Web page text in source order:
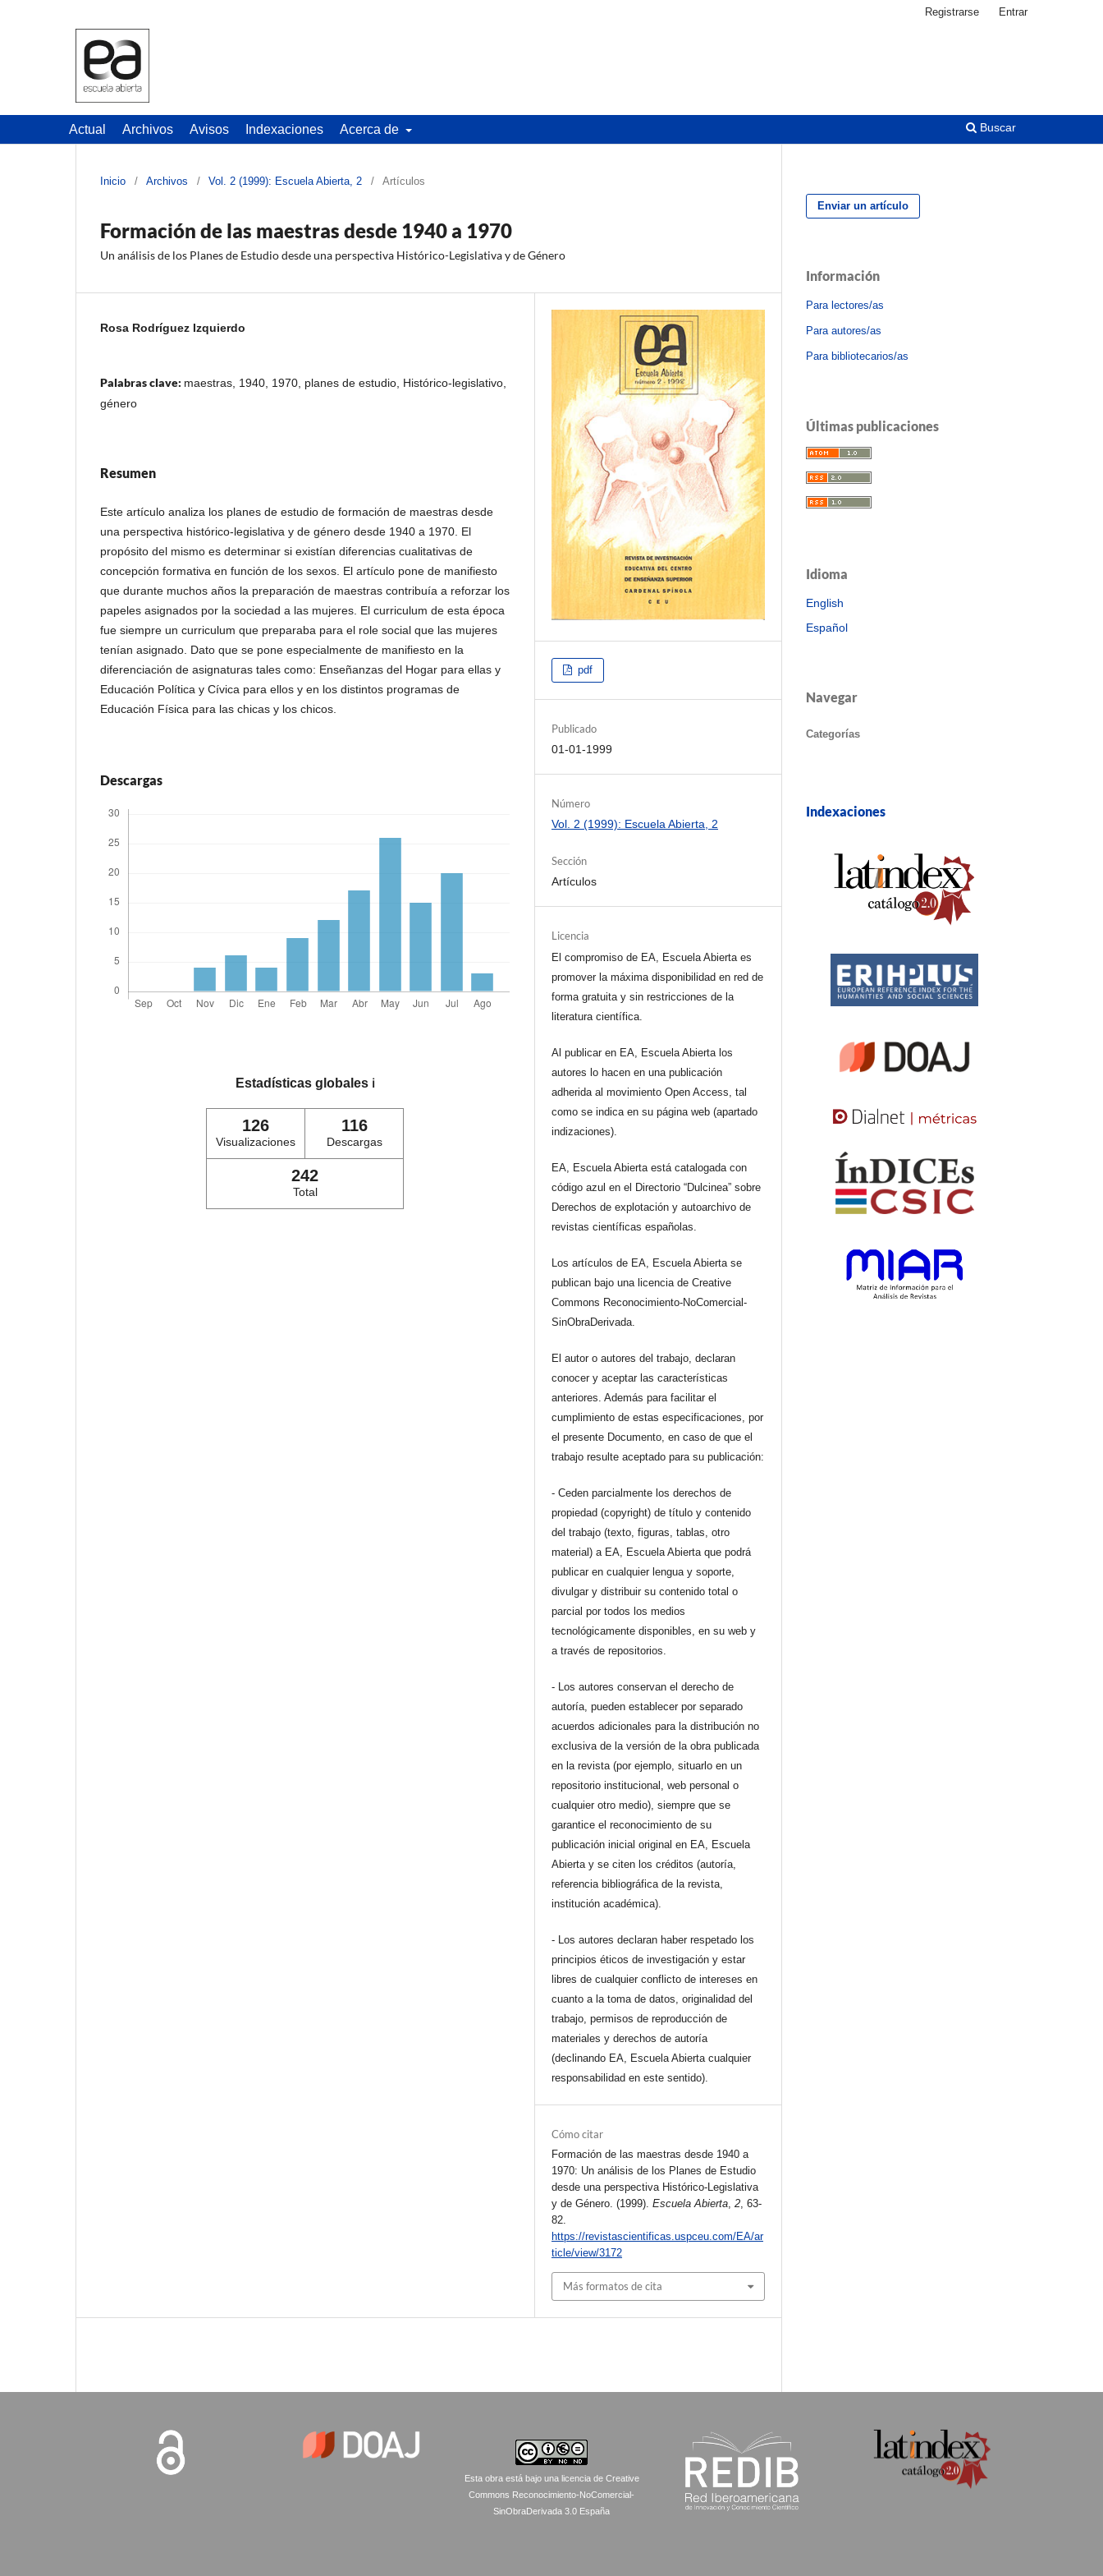
Actual Archivos Avisos Indexaciones Acerca de Buscar
Registrarse Entrar
Inicio / Archivos / Vol. 2 (1999): Escuela Abierta, 2 / Artículos
Formación de las maestras desde 1940 a 1970
Un análisis de los Planes de Estudio desde una perspectiva Histórico-Legislativa y de Género
Rosa Rodríguez Izquierdo
Palabras clave: maestras, 1940, 1970, planes de estudio, Histórico-legislativo,
género
Resumen
Este artículo analiza los planes de estudio de formación de maestras desde
una perspectiva histórico-legislativa y de género desde 1940 a 1970. El
propósito del mismo es determinar si existían diferencias cualitativas de
concepción formativa en función de los sexos. El artículo pone de manifiesto
que durante muchos años la preparación de maestras contribuía a reforzar los
papeles asignados por la sociedad a las mujeres. El curriculum de esta época
fue siempre un curriculum que preparaba para el role social que las mujeres
tenían asignado. Dato que se pone especialmente de manifiesto en la
diferenciación de asignaturas tales como: Enseñanzas del Hogar para ellas y
Educación Política y Cívica para ellos y en los distintos programas de
Educación Física para las chicas y los chicos.
Descargas
Estadísticas globales ℹ️
126
Visualizaciones
116
Descargas
242
Total
pdf
Publicado
01-01-1999
Número
Vol. 2 (1999): Escuela Abierta, 2
Sección
Artículos
Licencia
El compromiso de EA, Escuela Abierta es
promover la máxima disponibilidad en red de
forma gratuita y sin restricciones de la
literatura científica.
Al publicar en EA, Escuela Abierta los
autores lo hacen en una publicación
adherida al movimiento Open Access, tal
como se indica en su página web (apartado
indizaciones).
EA, Escuela Abierta está catalogada con
código azul en el Directorio “Dulcinea” sobre
Derechos de explotación y autoarchivo de
revistas científicas españolas.
Los artículos de EA, Escuela Abierta se
publican bajo una licencia de Creative
Commons Reconocimiento-NoComercial-
SinObraDerivada.
El autor o autores del trabajo, declaran
conocer y aceptar las características
anteriores. Además para facilitar el
cumplimiento de estas especificaciones, por
el presente Documento, en caso de que el
trabajo resulte aceptado para su publicación:
- Ceden parcialmente los derechos de
propiedad (copyright) de título y contenido
del trabajo (texto, figuras, tablas, otro
material) a EA, Escuela Abierta que podrá
publicar en cualquier lengua y soporte,
divulgar y distribuir su contenido total o
parcial por todos los medios
tecnológicamente disponibles, en su web y
a través de repositorios.
- Los autores conservan el derecho de
autoría, pueden establecer por separado
acuerdos adicionales para la distribución no
exclusiva de la versión de la obra publicada
en la revista (por ejemplo, situarlo en un
repositorio institucional, web personal o
cualquier otro medio), siempre que se
garantice el reconocimiento de su
publicación inicial original en EA, Escuela
Abierta y se citen los créditos (autoría,
referencia bibliográfica de la revista,
institución académica).
- Los autores declaran haber respetado los
principios éticos de investigación y estar
libres de cualquier conflicto de intereses en
cuanto a la toma de datos, originalidad del
trabajo, permisos de reproducción de
materiales y derechos de autoría
(declinando EA, Escuela Abierta cualquier
responsabilidad en este sentido).
Cómo citar
Formación de las maestras desde 1940 a
1970: Un análisis de los Planes de Estudio
desde una perspectiva Histórico-Legislativa
y de Género. (1999).Escuela Abierta,2, 63-
82.
https://revistascientificas.uspceu.com/EA/ar
ticle/view/3172
Más formatos de cita
Enviar un artículo
Información
Para lectores/as
Para autores/as
Para bibliotecarios/as
Últimas publicaciones
Idioma
English
Español
Navegar
Categorías
Indexaciones
Esta obra está bajo una licencia de Creative
Commons Reconocimiento-NoComercial-
SinObraDerivada 3.0 España